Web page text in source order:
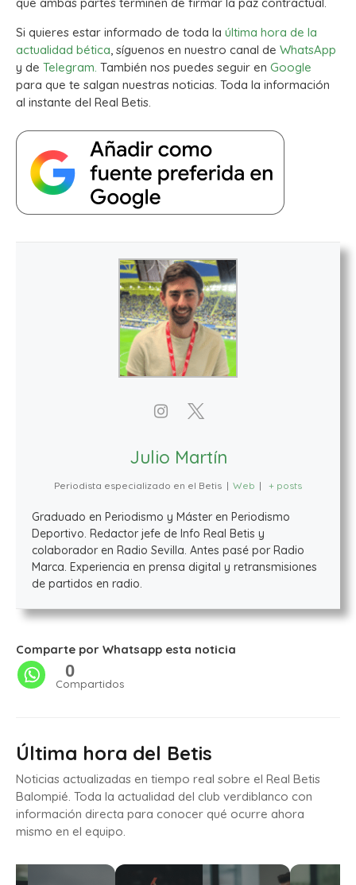
que ambas partes terminen de firmar la paz contractual.
Si quieres estar informado de toda la última hora de la
actualidad bética, síguenos en nuestro canal de WhatsApp
y de Telegram. También nos puedes seguir en Google
para que te salgan nuestras noticias. Toda la información
al instante del Real Betis.
Julio Martín
Periodista especializado en el Betis | Web | + posts
Graduado en Periodismo y Máster en Periodismo
Deportivo. Redactor jefe de Info Real Betis y
colaborador en Radio Sevilla. Antes pasé por Radio
Marca. Experiencia en prensa digital y retransmisiones
de partidos en radio.
Comparte por Whatsapp esta noticia
0
Compartidos
Última hora del Betis
Noticias actualizadas en tiempo real sobre el Real Betis
Balompié. Toda la actualidad del club verdiblanco con
información directa para conocer qué ocurre ahora
mismo en el equipo.